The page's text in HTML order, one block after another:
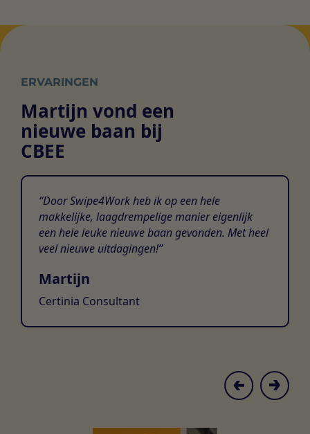
ERVARINGEN
Martijn vond een
nieuwe baan bij
CBEE
Door Swipe4Work heb ik op een hele
makkelijke, laagdrempelige manier eigenlijk
een hele leuke nieuwe baan gevonden. Met heel
veel nieuwe uitdagingen!
Martijn
Certinia Consultant